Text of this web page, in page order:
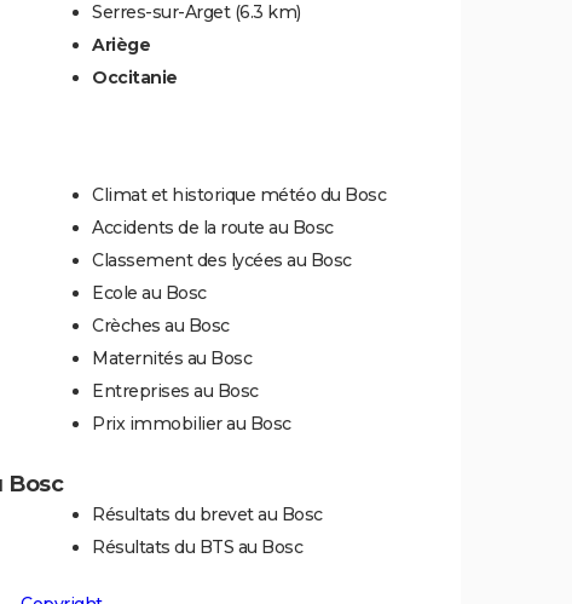
Serres-sur-Arget (6.3 km)
Ariège
Occitanie
Climat et historique météo du Bosc
Accidents de la route au Bosc
Classement des lycées au Bosc
Ecole au Bosc
Crèches au Bosc
Maternités au Bosc
Entreprises au Bosc
Prix immobilier au Bosc
Bosc
Résultats du brevet au Bosc
Résultats du BTS au Bosc